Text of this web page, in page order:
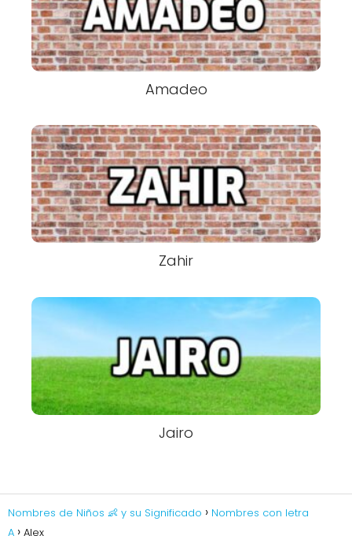
Amadeo
Zahir
Jairo
Nombres de Niños 👶 y su Significado
Nombres con letra
A
Alex